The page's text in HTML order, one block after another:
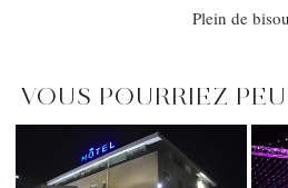
Plein de
VOUS POURRIEZ